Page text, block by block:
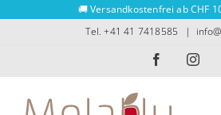
🚚 Versandkostenfrei ab CHF
Tel. +41 41 7418585 |
Facebook